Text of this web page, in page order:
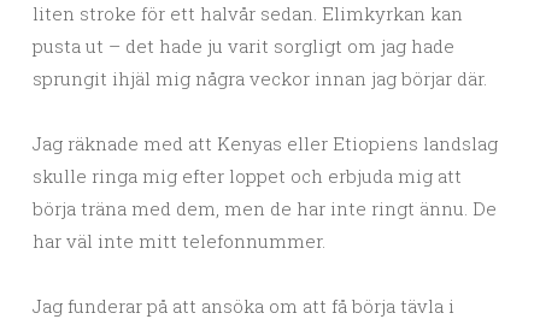
liten stroke för ett halvår sedan. Elimkyrkan kan
pusta ut – det hade ju varit sorgligt om jag hade
sprungit ihjäl mig några veckor innan jag börjar där.
Jag räknade med att Kenyas eller Etiopiens landslag
skulle ringa mig efter loppet och erbjuda mig att
börja träna med dem, men de har inte ringt ännu. De
har väl inte mitt telefonnummer.
Jag funderar på att ansöka om att få börja tävla i